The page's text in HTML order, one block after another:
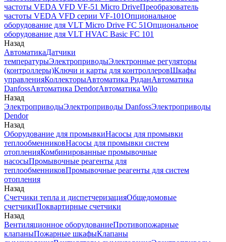
частоты VEDA VFD VF-51 Micro DriveПреобразователь
частоты VEDA VFD серии VF-101Опциональное
оборудование для VLT Micro Drive FC 51Опциональное
оборудование для VLT HVAC Basic FC 101
Назад
АвтоматикаДатчики
температурыЭлектроприводыЭлектронные регуляторы
(контроллеры)Ключи и карты для контроллеровШкафы
управленияКоллекторыАвтоматика РиданАвтоматика
DanfossАвтоматика DendorАвтоматика Wilo
Назад
ЭлектроприводыЭлектроприводы DanfossЭлектроприводы
Dendor
Назад
Оборудование для промывкиНасосы для промывки
теплообменниковНасосы для промывки систем
отопленияКомбинированные промывочные
насосыПромывочные реагенты для
теплообменниковПромывочные реагенты для систем
отопления
Назад
Счетчики тепла и диспетчеризацияОбщедомовые
счетчикиПоквартирные счетчики
Назад
Вентиляционное оборудованиеПротивопожарные
клапаныПожарные шкафыКлапаны